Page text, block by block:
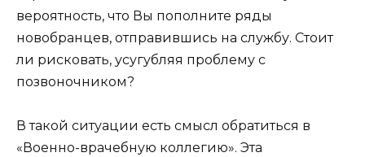
вероятность, что Вы пополните ряды
новобранцев, отправившись на службу. Стоит
ли рисковать, усугубляя проблему с
позвоночником?
В такой ситуации есть смысл обратиться в
«Военно-врачебную коллегию». Эта